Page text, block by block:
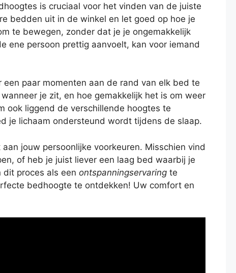
is cruciaal voor het vinden van de juiste
bedden uit in de winkel en let goed op hoe je
te bewegen, zonder dat je je ongemakkelijk
ene persoon prettig aanvoelt, kan voor iemand
paar momenten aan de rand van elk bed te
je zit, en hoe gemakkelijk het is om weer
ook liggend de verschillende hoogtes te
je lichaam ondersteund wordt tijdens de slaap.
jouw persoonlijke voorkeuren. Misschien vind
of heb je juist liever een laag bed waarbij je
proces als een ontspanningservaring te
bedhoogte te ontdekken! Uw comfort en